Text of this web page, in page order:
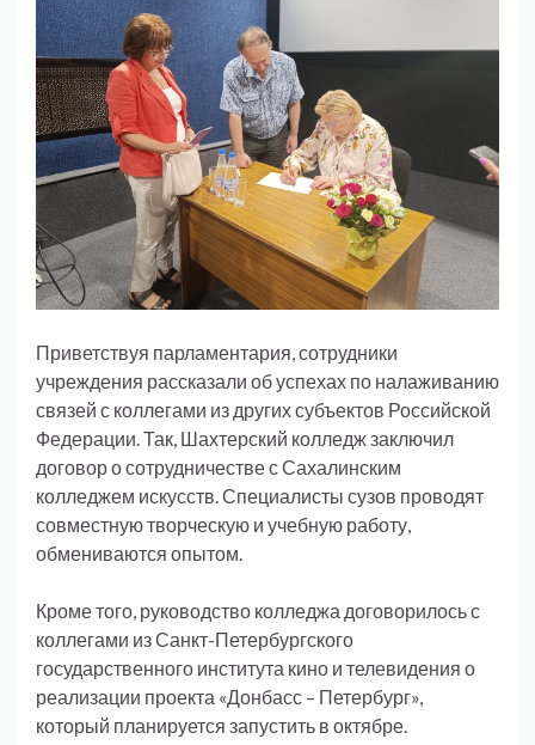
Приветствуя парламентария, сотрудники
учреждения рассказали об успехах по налаживанию
связей с коллегами из других субъектов Российской
Федерации. Так, Шахтерский колледж заключил
договор о сотрудничестве с Сахалинским
колледжем искусств. Специалисты сузов проводят
совместную творческую и учебную работу,
обмениваются опытом.
Кроме того, руководство колледжа договорилось с
коллегами из Санкт-Петербургского
государственного института кино и телевидения о
реализации проекта «Донбасс – Петербург»,
который планируется запустить в октябре.